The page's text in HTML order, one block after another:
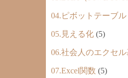
04.ピボットテーブ
05.見える化 (5)
06.社会人のエクセル
07.Excel関数 (5)